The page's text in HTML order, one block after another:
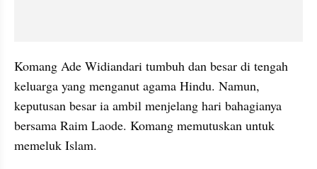
Komang Ade Widiandari tumbuh dan besar di tengah
keluarga yang menganut agama Hindu. Namun,
keputusan besar ia ambil menjelang hari bahagianya
bersama Raim Laode. Komang memutuskan untuk
memeluk Islam.